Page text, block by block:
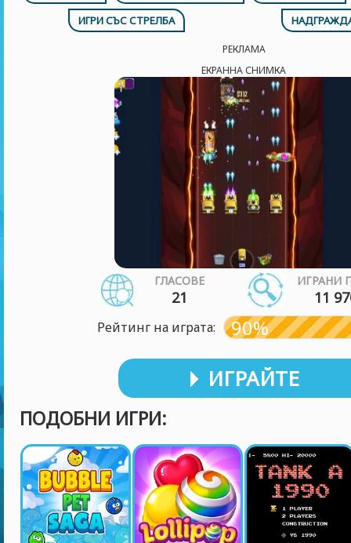
ИГРИ СЪС СТРЕЛБА
РЕКЛАМА
ЕКРАННА СНИМКА
ГЛАСОВЕ
21
ИГРАНИ
11
Рейтинг на играта: 90%
ИГРАЙТЕ
ПОДОБНИ ИГРИ: